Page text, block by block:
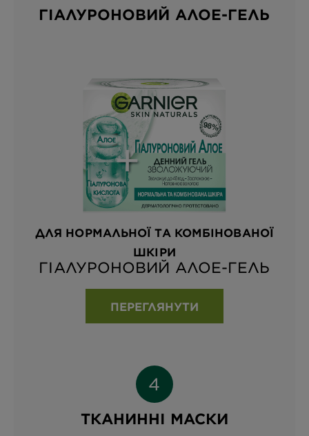
ГІАЛУРОНОВИЙ АЛОЕ-ГЕЛЬ
ДЛЯ НОРМАЛЬНОЇ ТА КОМБІНОВАНОЇ
ШКІРИ
ГІАЛУРОНОВИЙ АЛОЕ-ГЕЛЬ
ПЕРЕГЛЯНУТИ
ТКАНИННІ МАСКИ